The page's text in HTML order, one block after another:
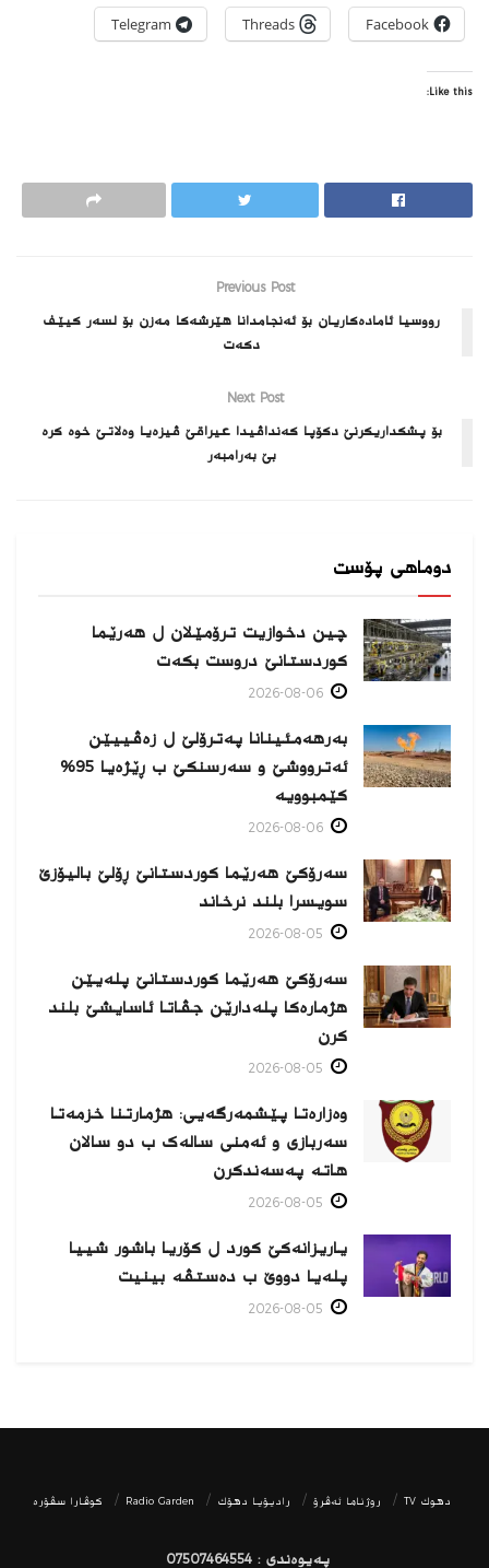
Facebook
Threads
Telegram
Like this:
Previous Post
رووسیا ئاماده‌كاریان بۆ ئه‌نجامدانا هێرشه‌كا مه‌زن بۆ لسه‌ر كیێف
دكه‌ت
Next Post
بۆ پشكداریكرنێ دكۆپا كه‌نداڤیدا عیراقێ ڤیزه‌یا وه‌لاتێ خوه‌ كره‌
بێ به‌رامبه‌ر
دوماهی پۆست
چین دخوازیت ترۆمێلان ل هەرێما
كوردستانێ دروست بكەت
بەرهەمئینانا په‌ترۆلێ ل زه‌ڤییێن
ئەترووشێ و سەرسنكێ ب ڕێژەیا 95%
كێمبوویە
سەرۆکێ هەرێما کوردستانێ ڕۆلێ بالیۆزێ
سویسرا بلند نرخاند
سەرۆکێ هەرێما کوردستانێ پلەیێن
هژمارەكا پلەدارێن جڤاتا ئاسایشێ بلند
كرن
وەزارەتا پێشمەرگەیی: هژمارتنا خزمەتا
سەربازی و ئەمنی سالەک ب دو سالان
هاتە پەسەندكرن
یاریزانەكێ کورد ل کۆریا باشور شییا
پلەیا دووێ ب دەستڤە بینیت
دھوك TV روژناما ئەڤرۆ رادیۆیا دهۆك Radio Garden كوڤارا سڤۆره‌
پەیوەندی : 07507464554